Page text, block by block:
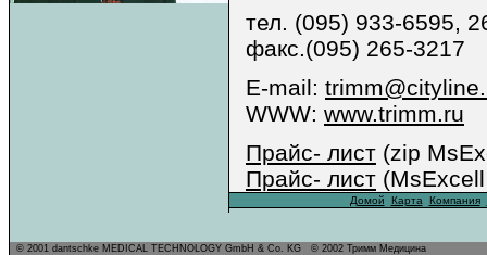
тел. (095) 933-6595,
факс.(095) 265-3217
E-mail:
WWW: www.trimm.ru
Прайс- лист (zip
Прайс- лист
Домой Карта Компания..
© 2001 dantschke MEDICAL TECHNOLOGY GmbH & Co. KG © 2002 Тримм Медицина